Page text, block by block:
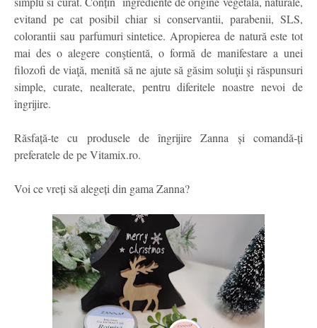
evitand pe cat posibil chiar si conservantii, parabenii, SLS,
colorantii sau parfumuri sintetice. Apropierea de natură este tot
mai des o alegere conştientă, o formă de manifestare a unei
filozofi de viaţă, menită să ne ajute să găsim soluţii şi răspunsuri
simple, curate, nealterate, pentru diferitele noastre nevoi de
îngrijire.
Răsfață-te cu produsele de îngrijire Zanna și comandă-ți
preferatele de pe Vitamix.ro.
Voi ce vreți să alegeți din gama Zanna?